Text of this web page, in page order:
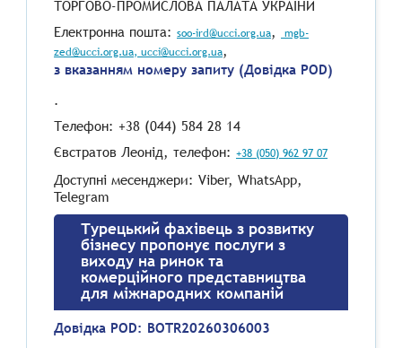
ТОРГОВО-ПРОМИСЛОВА ПАЛАТА УКРАЇНИ
Електронна пошта: soo-ird@ucci.org.ua,
mgb-
zed@ucci.org.ua, ucci@ucci.org.ua,
з вказанням номеру запиту (Довідка POD)
.
Телефон: +38 (044) 584 28 14
Євстратов Леонід, телефон: +38 (050) 962 97 07
Доступні месенджери: Viber, WhatsApp,
Telegram
Турецький фахівець з розвитку
бізнесу пропонує послуги з
виходу на ринок та
комерційного представництва
для міжнародних компаній
Довідка POD: BOTR20260306003